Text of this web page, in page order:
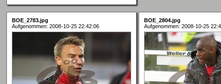
BOE_2783.jpg
Aufgenommen: 2008-10-25 22:42:06
BOE_2804.jpg
Aufgenommen: 2008-10-25